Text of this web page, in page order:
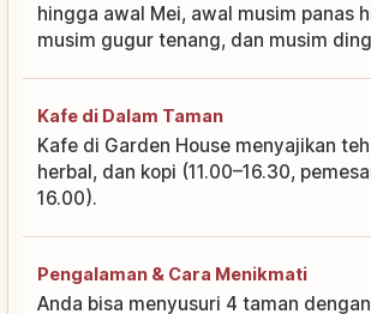
hingga awal Mei, awal musim panas
musim gugur tenang, dan musim
Kafe di Dalam Taman
Kafe di Garden House menyajikan
herbal, dan kopi (11.00–16.30,
16.00).
Pengalaman & Cara Menikmati
Anda bisa menyusuri 4 taman